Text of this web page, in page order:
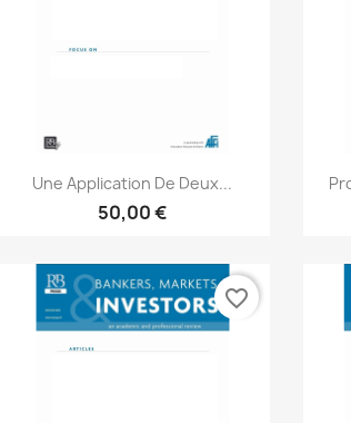
Aperçu rapide
Une Application De Deux...
50,00 €
favorite_border